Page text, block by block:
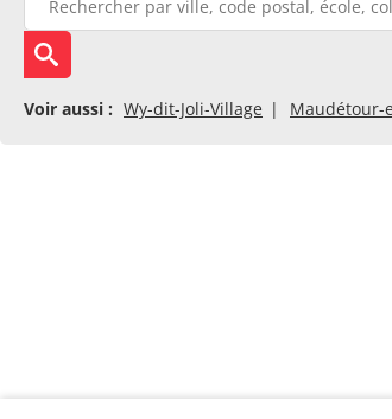
Voir aussi : Wy-dit-Joli-Village Maudétour-